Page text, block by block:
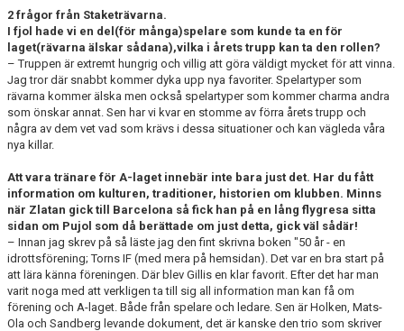
2 frågor från Staketrävarna.
I fjol hade vi en del(för många)spelare som kunde ta en för
laget(rävarna älskar sådana),vilka i årets trupp kan ta den rollen?
– Truppen är extremt hungrig och villig att göra väldigt mycket för att vinna.
Jag tror där snabbt kommer dyka upp nya favoriter. Spelartyper som
rävarna kommer älska men också spelartyper som kommer charma andra
som önskar annat. Sen har vi kvar en stomme av förra årets trupp och
några av dem vet vad som krävs i dessa situationer och kan vägleda våra
nya killar.
Att vara tränare för A-laget innebär inte bara just det. Har du fått
information om kulturen, traditioner, historien om klubben. Minns
när Zlatan gick till Barcelona så fick han på en lång flygresa sitta
sidan om Pujol som då berättade om just detta, gick väl sådär!
– Innan jag skrev på så läste jag den fint skrivna boken "50 år - en
idrottsförening; Torns IF (med mera på hemsidan). Det var en bra start på
att lära känna föreningen. Där blev Gillis en klar favorit. Efter det har man
varit noga med att verkligen ta till sig all information man kan få om
förening och A-laget. Både från spelare och ledare. Sen är Holken, Mats-
Ola och Sandberg levande dokument, det är kanske den trio som skriver